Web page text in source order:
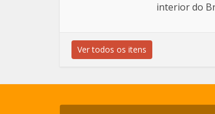
interior do
Ver todos os itens